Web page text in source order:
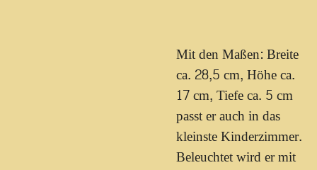
Mit den Maßen: Breite
ca. 28,5 cm, Höhe ca.
17 cm, Tiefe ca. 5 cm
passt er auch in das
kleinste Kinderzimmer.
Beleuchtet wird er mit